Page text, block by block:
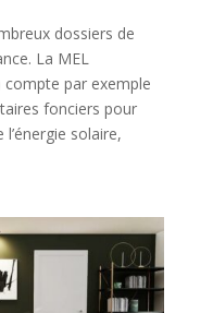
dossiers de
La MEL
par exemple
fonciers pour
solaire,